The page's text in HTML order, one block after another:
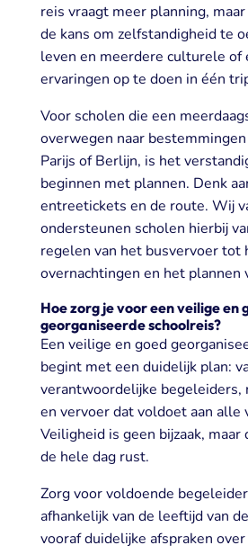
reis vraagt meer planning,
de kans om zelfstandigheid te
leven en meerdere culturele of
ervaringen op te doen in één
Voor scholen die een
overwegen naar
Parijs of Berlijn, is het
beginnen met plannen. Denk
entreetickets en de route. Wij
ondersteunen scholen hierbij
regelen van het busvervoer tot
overnachtingen en het plannen
Hoe zorg je voor een veilige en
georganiseerde schoolreis?
Een veilige en goed
begint met een duidelijk plan:
verantwoordelijke begeleiders,
en vervoer dat voldoet aan alle
Veiligheid is geen bijzaak, maar
de hele dag rust.
Zorg voor voldoende
afhankelijk van de leeftijd van
vooraf duidelijke afspraken